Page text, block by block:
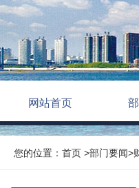
网站首页
您的位置： 首页 >部门要闻>